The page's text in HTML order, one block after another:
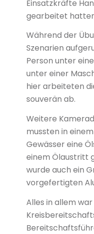
Einsatzkräfte
gearbeitet
Während der
Szenarien
Person unter
unter einer
hier arbeiteten
souverän ab.
Weitere
mussten in
Gewässer eine
einem Ölaustritt
wurde auch ein
vorgefertigten
Alles in allem